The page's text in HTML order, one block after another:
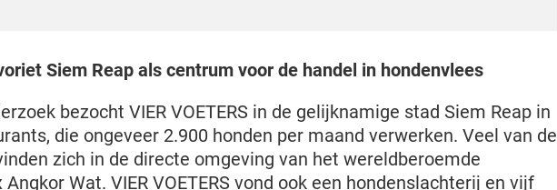
Siem Reap als centrum voor de handel in hondenvlees
bezocht VIER VOETERS in de gelijknamige stad Siem Reap in
die ongeveer 2.900 honden per maand verwerken. Veel van de
zich in de directe omgeving van het wereldberoemde
Wat. VIER VOETERS vond ook een hondenslachterij en vijf